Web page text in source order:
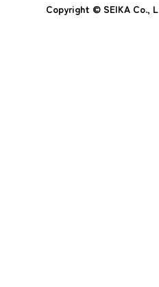
Copyright © SEIKA Co.,